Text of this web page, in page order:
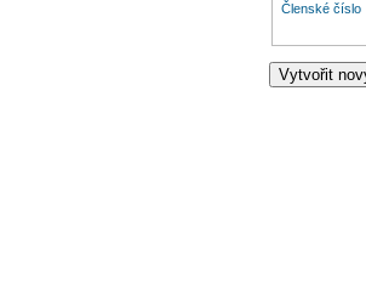
Členské číslo